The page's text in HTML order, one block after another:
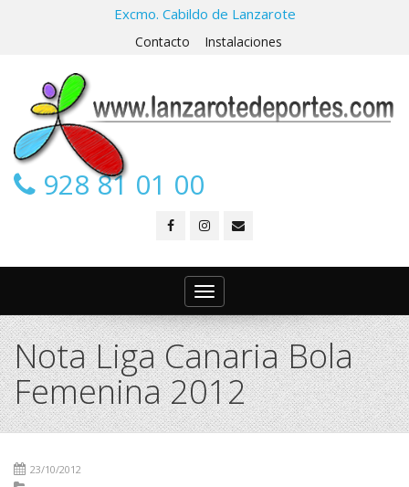
Excmo. Cabildo de Lanzarote
Contacto Instalaciones
928 81 01 00
Toggle
navigation
Nota Liga Canaria Bola
Femenina 2012
23/10/2012